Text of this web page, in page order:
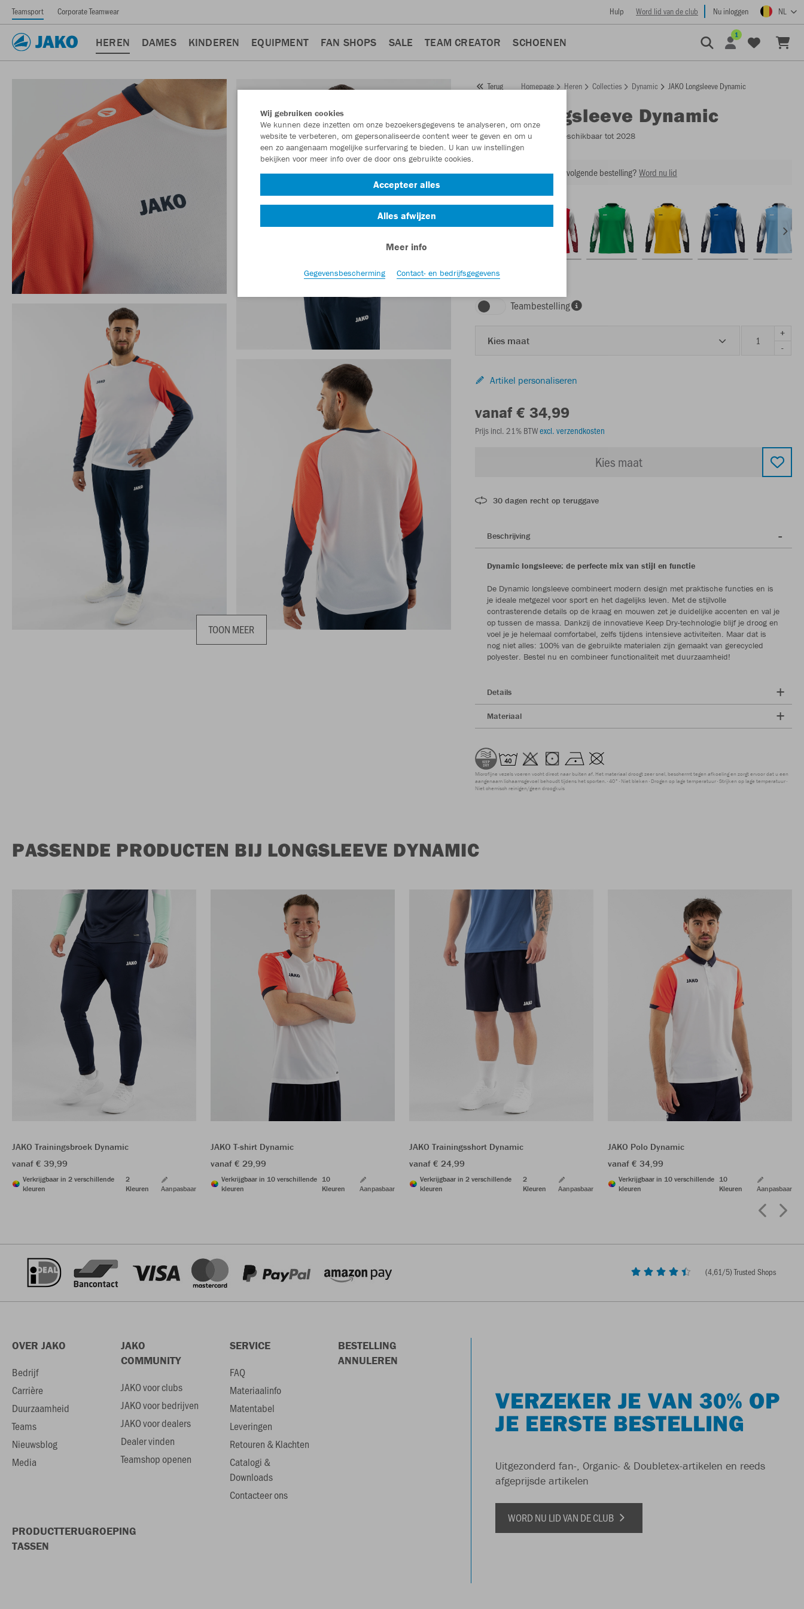
Teamsport Corporate Teamwear Hulp Word lid van de club Nu inloggen NL
HEREN DAMES KINDEREN EQUIPMENT FAN SHOPS SALE TEAM CREATOR SCHOENEN
1
TOON MEER
Terug Homepage Heren Collecties Dynamic JAKO Longsleeve Dynamic
Longsleeve Dynamic
Artikelnummer: - Beschikbaar tot 2028
Zin in 30% korting op je volgende bestelling?Word nu lid
wit/koraal/marine
Teambestelling
Kies maat
+
-
Artikel personaliseren
vanaf € 34,99
Prijs incl. 21% BTWexcl. verzendkosten
Kies maat
30 dagen recht op teruggave
Beschrijving
Dynamic longsleeve: de perfecte mix van stijl en functie
De Dynamic longsleeve combineert modern design met praktische functies en is
je ideale metgezel voor sport en het dagelijks leven. Met de stijlvolle
contrasterende details op de kraag en mouwen zet je duidelijke accenten en val je
op tussen de massa. Dankzij de innovatieve Keep Dry-technologie blijf je droog en
voel je je helemaal comfortabel, zelfs tijdens intensieve activiteiten. Maar dat is
nog niet alles: 100% van de gebruikte materialen zijn gemaakt van gerecycled
polyester. Bestel nu en combineer functionaliteit met duurzaamheid!
Details
Materiaal
Microfijne vezels voeren vocht direct naar buiten af. Het materiaal droogt zeer snel, beschermt tegen afkoeling en zorgt ervoor dat u een
aangenaam lichaamsgevoel behoudt tijdens het sporten. 40° Niet bleken Drogen op lage temperatuur Strijken op lage temperatuur
Niet chemisch reinigen/geen droogkuis
PASSENDE PRODUCTEN BIJ LONGSLEEVE DYNAMIC
JAKO Trainingsbroek Dynamic
vanaf € 39,99
Verkrijgbaar in 2 verschillende
kleuren
2
Kleuren
Aanpasbaar
JAKO T-shirt Dynamic
vanaf € 29,99
Verkrijgbaar in 10 verschillende
kleuren
10
Kleuren
Aanpasbaar
JAKO Trainingsshort Dynamic
vanaf € 24,99
Verkrijgbaar in 2 verschillende
kleuren
2
Kleuren
Aanpasbaar
JAKO Polo Dynamic
vanaf € 34,99
Verkrijgbaar in 10 verschillende
kleuren
10
Kleuren
Aanpasbaar
(4,61/5) Trusted Shops
OVER JAKO
Bedrijf
Carrière
Duurzaamheid
Teams
Nieuwsblog
Media
JAKO
COMMUNITY
JAKO voor clubs
JAKO voor bedrijven
JAKO voor dealers
Dealer vinden
Teamshop openen
SERVICE
FAQ
Materiaalinfo
Matentabel
Leveringen
Retouren & Klachten
Catalogi &
Downloads
Contacteer ons
BESTELLING
ANNULEREN
PRODUCTTERUGROEPING
TASSEN
VERZEKER JE VAN 30% OP
JE EERSTE BESTELLING
Uitgezonderd fan-, Organic- & Doubletex-artikelen en reeds
afgeprijsde artikelen
WORD NU LID VAN DE CLUB
Wij gebruiken cookies
We kunnen deze inzetten om onze bezoekersgegevens te analyseren, om onze
website te verbeteren, om gepersonaliseerde content weer te geven en om u
een zo aangenaam mogelijke surfervaring te bieden. U kan uw instellingen
bekijken voor meer info over de door ons gebruikte cookies.
Accepteer alles
Alles afwijzen
Meer info
Gegevensbescherming Contact- en bedrijfsgegevens